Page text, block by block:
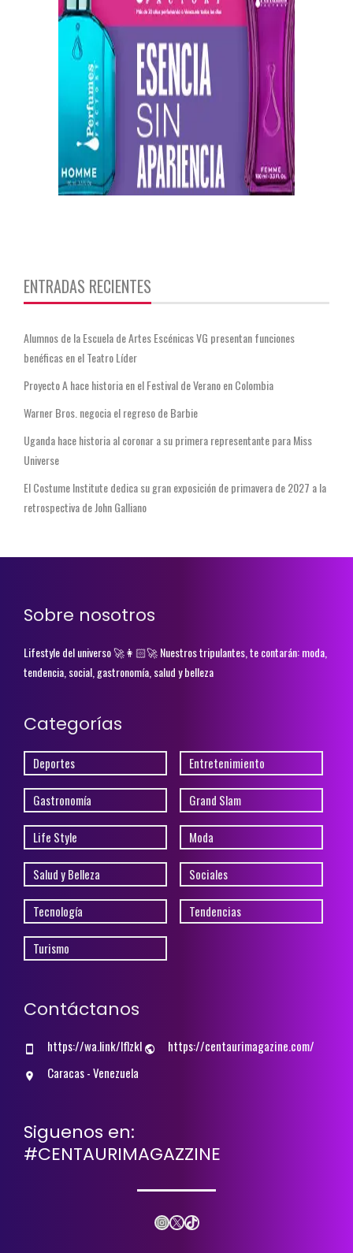
ENTRADAS RECIENTES
Alumnos de la Escuela de Artes Escénicas VG presentan funciones
benéficas en el Teatro Líder
Proyecto A hace historia en el Festival de Verano en Colombia
Warner Bros. negocia el regreso de Barbie
Uganda hace historia al coronar a su primera representante para Miss
Universe
El Costume Institute dedica su gran exposición de primavera de 2027 a la
retrospectiva de John Galliano
Sobre nosotros
Lifestyle del universo 🚀👩🏻‍🚀 Nuestros tripulantes, te contarán: moda,
tendencia, social, gastronomía, salud y belleza
Categorías
Deportes Entretenimiento
Gastronomía Grand Slam
Life Style Moda
Salud y Belleza Sociales
Tecnología Tendencias
Turismo
Contáctanos
https://wa.link/lflzkl
https://centaurimagazine.com/
Caracas - Venezuela
Siguenos en:
#CENTAURIMAGAZZINE